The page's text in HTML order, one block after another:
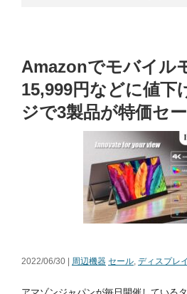
Amazonでモバイル
15,999円などに値下
ジで3製品が特価セ
2022/06/30 | 周辺機器 セール, ディスプレイ